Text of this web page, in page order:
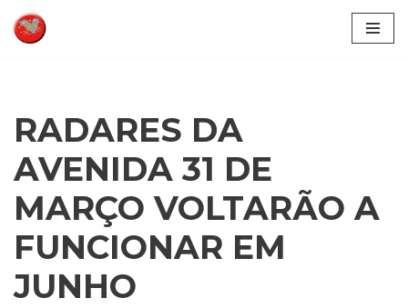
Pular
RADARES DA
AVENIDA 31 DE
MARÇO VOLTARÃO A
FUNCIONAR EM
JUNHO